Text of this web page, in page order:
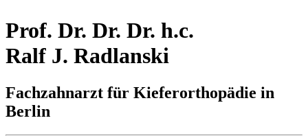
Prof. Dr. Dr. Dr. h.c.
Ralf J. Radlanski
Fachzahnarzt für Kieferorthopädie in
Berlin